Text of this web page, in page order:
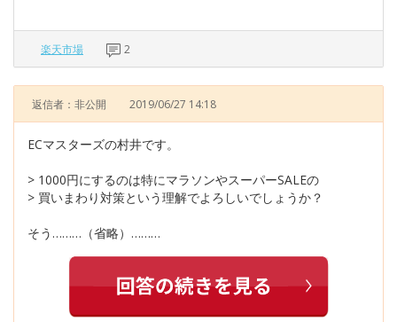
楽天市場 2
返信者：非公開 2019/06/27 14:18
ECマスターズの村井です。
> 1000円にするのは特にマラソンやスーパーSALEの
> 買いまわり対策という理解でよろしいでしょうか？
そう………（省略）………